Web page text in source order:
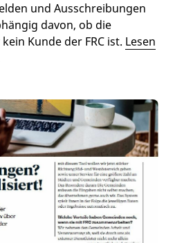
und Ausschreibungen
davon, ob die
Kunde der FRC ist. Lesen